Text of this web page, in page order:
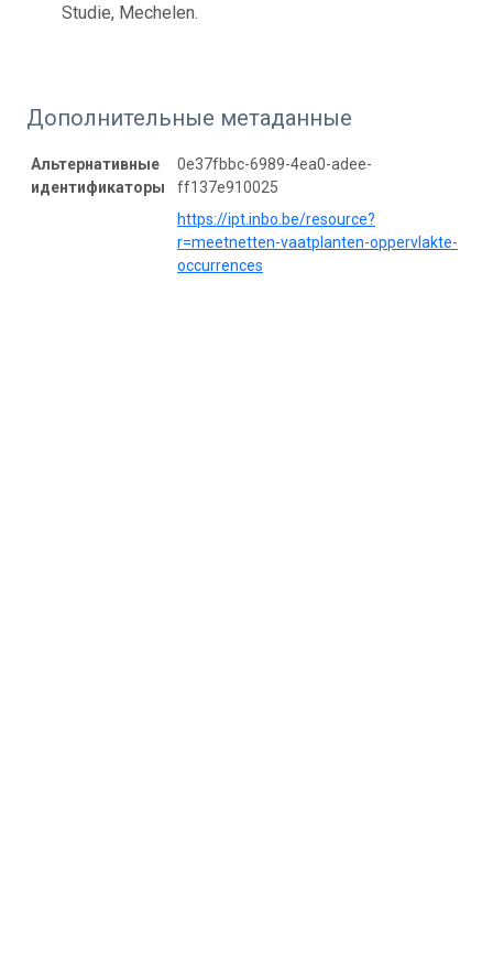
Studie, Mechelen.
Дополнительные метаданные
Альтернативные
идентификаторы
0e37fbbc-6989-4ea0-adee-
ff137e910025
https://ipt.inbo.be/resource?
r=meetnetten-vaatplanten-oppervlakte-
occurrences